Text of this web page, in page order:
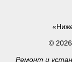
©
Ремонт и